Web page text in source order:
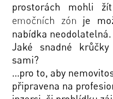
prostorách mohli
emočních zón je
nabídka neodolatelná.
Jaké snadné
sami?
...pro to, aby
připravena na